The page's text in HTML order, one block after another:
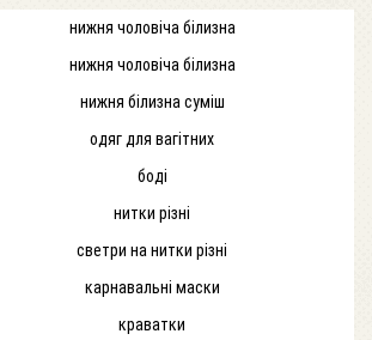
нижня чоловіча білизна
нижня чоловіча білизна
нижня білизна суміш
одяг для вагітних
боді
нитки різні
светри на нитки різні
карнавальні маски
краватки